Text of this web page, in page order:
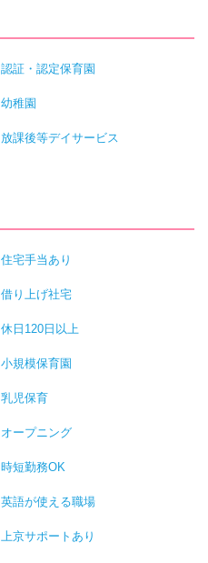
認証・認定保育園
幼稚園
放課後等デイサービス
住宅手当あり
借り上げ社宅
休日120日以上
小規模保育園
乳児保育
オープニング
時短勤務OK
英語が使える職場
上京サポートあり